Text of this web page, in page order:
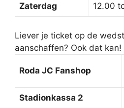
Zaterdag 12.00
Liever je ticket op de
aanschaffen? Ook dat kan!
Roda JC Fanshop
Stadionkassa 2